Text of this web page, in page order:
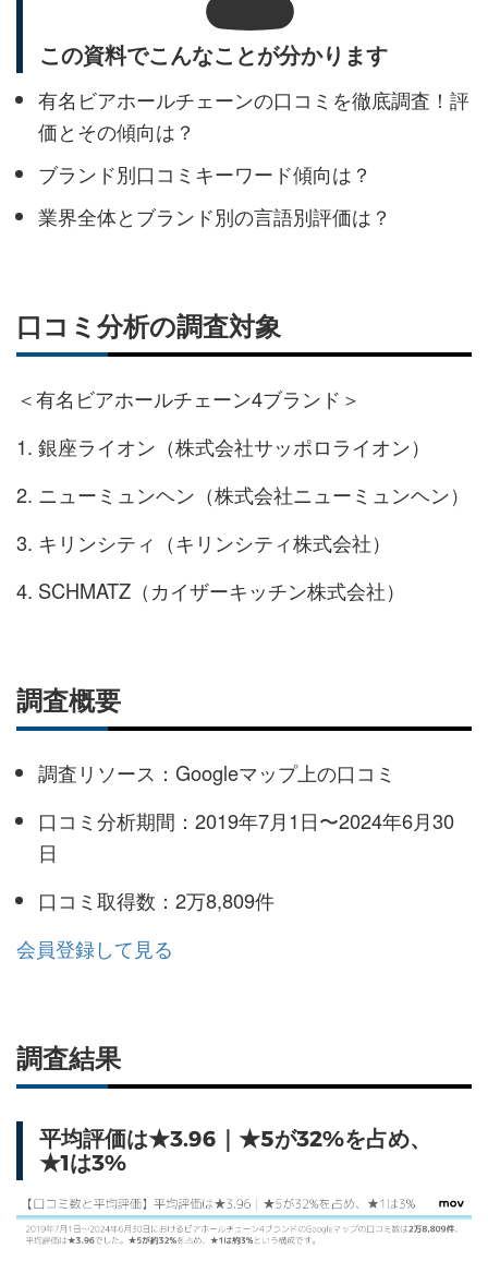
この資料でこんなことが分かります
有名ビアホールチェーンの口コミを徹底調査！評
価とその傾向は？
ブランド別口コミキーワード傾向は？
業界全体とブランド別の言語別評価は？
口コミ分析の調査対象
＜有名ビアホールチェーン4ブランド＞
銀座ライオン（株式会社サッポロライオン）
ニューミュンヘン（株式会社ニューミュンヘン）
キリンシティ（キリンシティ株式会社）
SCHMATZ（カイザーキッチン株式会社）
調査概要
調査リソース：Googleマップ上の口コミ
口コミ分析期間：2019年7月1日〜2024年6月30
日
口コミ取得数：2万8,809件
会員登録して見る
調査結果
平均評価は★3.96｜★5が32%を占め、
★1は3%